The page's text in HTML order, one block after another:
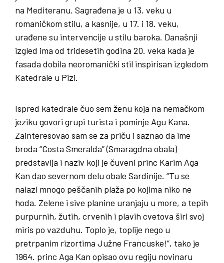
na Mediteranu. Sagrađena je u 13. veku u
romaničkom stilu, a kasnije, u 17. i 18. veku,
urađene su intervencije u stilu baroka. Današnji
izgled ima od tridesetih godina 20. veka kada je
fasada dobila neoromanički stil inspirisan izgledom
Katedrale u Pizi.
Ispred katedrale čuo sem ženu koja na nemačkom
jeziku govori grupi turista i pominje Agu Kana.
Zainteresovao sam se za priču i saznao da ime
broda “Costa Smeralda” (Smaragdna obala)
predstavlja i naziv koji je čuveni princ Karim Aga
Kan dao severnom delu obale Sardinije. “Tu se
nalazi mnogo peščanih plaža po kojima niko ne
hoda. Zelene i sive planine uranjaju u more, a tepih
purpurnih, žutih, crvenih i plavih cvetova širi svoj
miris po vazduhu. Toplo je, toplije nego u
pretrpanim rizortima Južne Francuske!”, tako je
1964. princ Aga Kan opisao ovu regiju novinaru